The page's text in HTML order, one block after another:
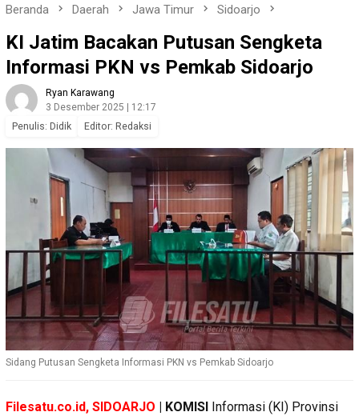
Beranda Daerah Jawa Timur Sidoarjo
KI Jatim Bacakan Putusan Sengketa
Informasi PKN vs Pemkab Sidoarjo
Ryan Karawang
3 Desember 2025 | 12:17
Penulis: Didik Editor: Redaksi
Sidang Putusan Sengketa Informasi PKN vs Pemkab Sidoarjo
Filesatu.co.id, SIDOARJO | KOMISI Informasi (KI) Provinsi